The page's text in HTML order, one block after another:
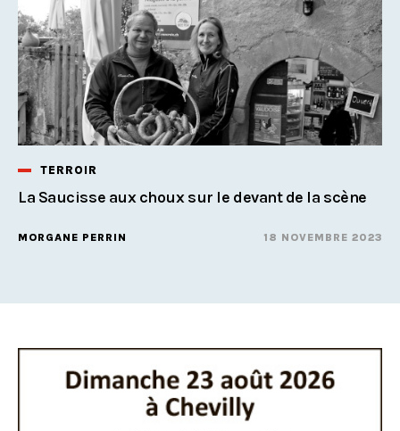
TERROIR
La Saucisse aux choux sur le devant de la scène
MORGANE PERRIN 18 NOVEMBRE 2023